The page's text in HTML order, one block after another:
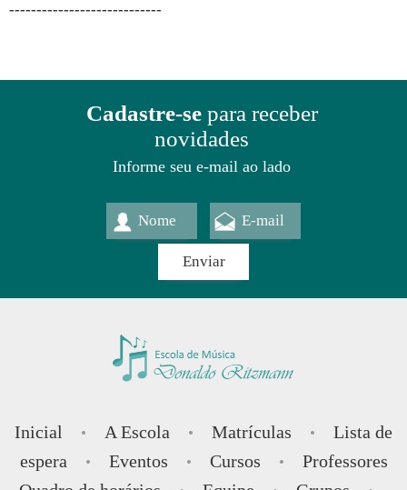
----------------------------
Cadastre-separa receber
novidades
Informe seu e-mail ao lado
Inicial • A Escola • Matrículas •
Lista de
espera
• Eventos • Cursos •
Professores